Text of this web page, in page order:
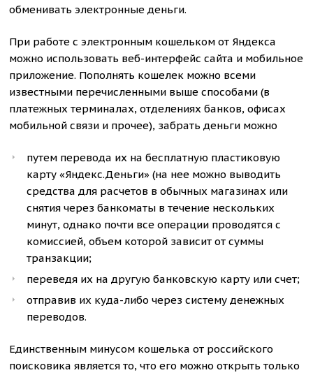
обменивать электронные деньги.
При работе с электронным кошельком от Яндекса
можно использовать веб-интерфейс сайта и мобильное
приложение. Пополнять кошелек можно всеми
известными перечисленными выше способами (в
платежных терминалах, отделениях банков, офисах
мобильной связи и прочее), забрать деньги можно
путем перевода их на бесплатную пластиковую
карту «Яндекс.Деньги» (на нее можно выводить
средства для расчетов в обычных магазинах или
снятия через банкоматы в течение нескольких
минут, однако почти все операции проводятся с
комиссией, объем которой зависит от суммы
транзакции;
переведя их на другую банковскую карту или счет;
отправив их куда-либо через систему денежных
переводов.
Единственным минусом кошелька от российского
поисковика является то, что его можно открыть только